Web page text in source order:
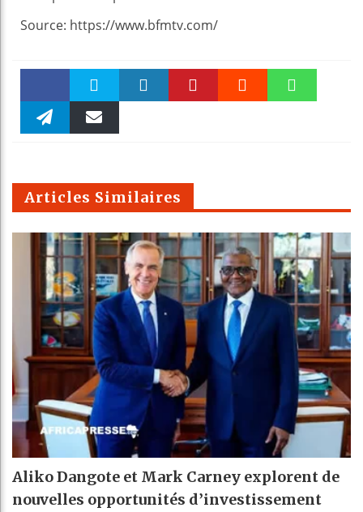
Source: https://www.bfmtv.com/
Faceboo Twitter
m
Articles Similaires
Aliko Dangote et Mark Carney explorent de
nouvelles opportunités d’investissement